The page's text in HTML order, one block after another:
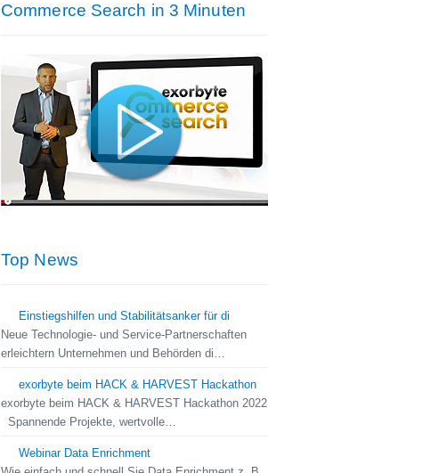
Commerce Search in 3 Minuten
Top News
Einstiegshilfen und Stabilitätsanker für di
Neue Technologie- und Service-Partnerschaften
erleichtern Unternehmen und Behörden di…
exorbyte beim HACK & HARVEST Hackathon
exorbyte beim HACK & HARVEST Hackathon 2022
Spannende Projekte, wertvolle…
Webinar Data Enrichment